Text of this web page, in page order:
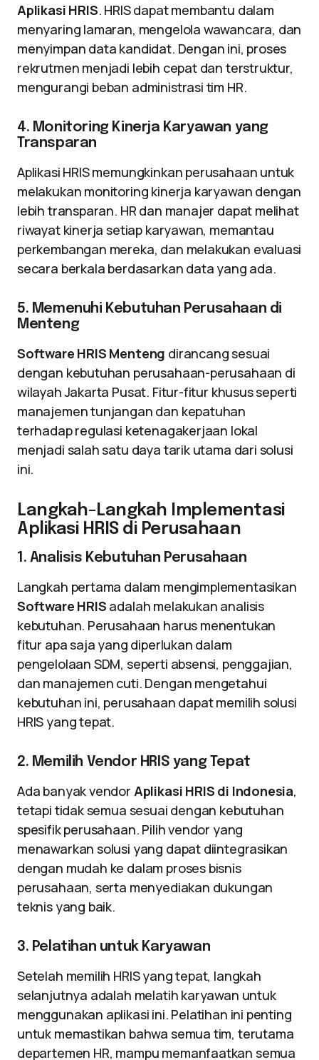
Aplikasi HRIS. HRIS dapat membantu dalam
menyaring lamaran, mengelola wawancara, dan
menyimpan data kandidat. Dengan ini, proses
rekrutmen menjadi lebih cepat dan terstruktur,
mengurangi beban administrasi tim HR.
4. Monitoring Kinerja Karyawan yang
Transparan
Aplikasi HRIS memungkinkan perusahaan untuk
melakukan monitoring kinerja karyawan dengan
lebih transparan. HR dan manajer dapat melihat
riwayat kinerja setiap karyawan, memantau
perkembangan mereka, dan melakukan evaluasi
secara berkala berdasarkan data yang ada.
5. Memenuhi Kebutuhan Perusahaan di
Menteng
Software HRIS Menteng dirancang sesuai
dengan kebutuhan perusahaan-perusahaan di
wilayah Jakarta Pusat. Fitur-fitur khusus seperti
manajemen tunjangan dan kepatuhan
terhadap regulasi ketenagakerjaan lokal
menjadi salah satu daya tarik utama dari solusi
ini.
Langkah-Langkah Implementasi
Aplikasi HRIS di Perusahaan
1. Analisis Kebutuhan Perusahaan
Langkah pertama dalam mengimplementasikan
Software HRIS adalah melakukan analisis
kebutuhan. Perusahaan harus menentukan
fitur apa saja yang diperlukan dalam
pengelolaan SDM, seperti absensi, penggajian,
dan manajemen cuti. Dengan mengetahui
kebutuhan ini, perusahaan dapat memilih solusi
HRIS yang tepat.
2. Memilih Vendor HRIS yang Tepat
Ada banyak vendor Aplikasi HRIS di Indonesia,
tetapi tidak semua sesuai dengan kebutuhan
spesifik perusahaan. Pilih vendor yang
menawarkan solusi yang dapat diintegrasikan
dengan mudah ke dalam proses bisnis
perusahaan, serta menyediakan dukungan
teknis yang baik.
3. Pelatihan untuk Karyawan
Setelah memilih HRIS yang tepat, langkah
selanjutnya adalah melatih karyawan untuk
menggunakan aplikasi ini. Pelatihan ini penting
untuk memastikan bahwa semua tim, terutama
departemen HR, mampu memanfaatkan semua